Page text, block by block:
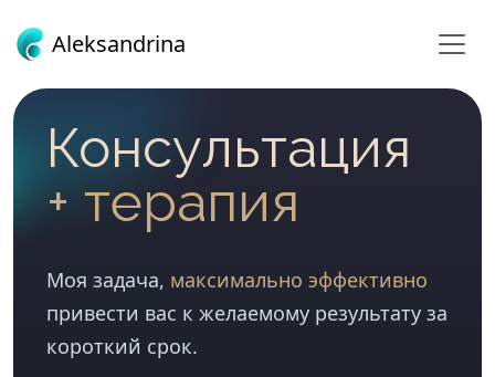
Aleksandrina
Консультация
+ терапия
Моя задача, максимально эффективно
привести вас к желаемому результату за
короткий срок.